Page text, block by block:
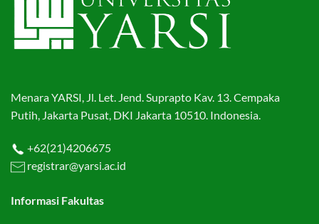
Menara YARSI, Jl. Let. Jend. Suprapto Kav. 13. Cempaka
Putih, Jakarta Pusat, DKI Jakarta 10510. Indonesia.
+62(21)4206675
registrar@yarsi.ac.id
Informasi Fakultas